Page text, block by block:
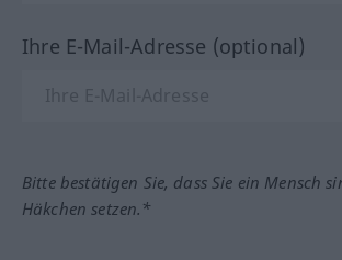
Ihre E-Mail-Adresse (optional)
Bitte bestätigen Sie, dass Sie ein Mensch
Häkchen setzen.*